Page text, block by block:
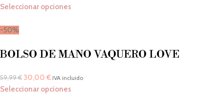
Seleccionar opciones
-50%
BOLSO DE MANO VAQUERO LOVE
59,99€ 30,00 € IVA incluido
Seleccionar opciones